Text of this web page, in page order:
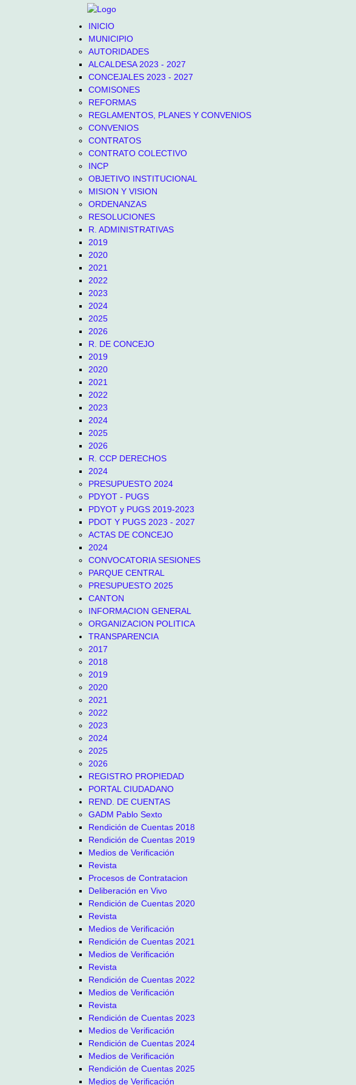
INICIO
MUNICIPIO
AUTORIDADES
ALCALDESA 2023 - 2027
CONCEJALES 2023 - 2027
COMISONES
REFORMAS
REGLAMENTOS, PLANES Y CONVENIOS
CONVENIOS
CONTRATOS
CONTRATO COLECTIVO
INCP
OBJETIVO INSTITUCIONAL
MISION Y VISION
ORDENANZAS
RESOLUCIONES
R. ADMINISTRATIVAS
2019
2020
2021
2022
2023
2024
2025
2026
R. DE CONCEJO
2019
2020
2021
2022
2023
2024
2025
2026
R. CCP DERECHOS
2024
PRESUPUESTO 2024
PDYOT - PUGS
PDYOT y PUGS 2019-2023
PDOT Y PUGS 2023 - 2027
ACTAS DE CONCEJO
2024
CONVOCATORIA SESIONES
PARQUE CENTRAL
PRESUPUESTO 2025
CANTON
INFORMACION GENERAL
ORGANIZACION POLITICA
TRANSPARENCIA
2017
2018
2019
2020
2021
2022
2023
2024
2025
2026
REGISTRO PROPIEDAD
PORTAL CIUDADANO
REND. DE CUENTAS
GADM Pablo Sexto
Rendición de Cuentas 2018
Rendición de Cuentas 2019
Medios de Verificación
Revista
Procesos de Contratacion
Deliberación en Vivo
Rendición de Cuentas 2020
Revista
Medios de Verificación
Rendición de Cuentas 2021
Medios de Verificación
Revista
Rendición de Cuentas 2022
Medios de Verificación
Revista
Rendición de Cuentas 2023
Medios de Verificación
Rendición de Cuentas 2024
Medios de Verificación
Rendición de Cuentas 2025
Medios de Verificación